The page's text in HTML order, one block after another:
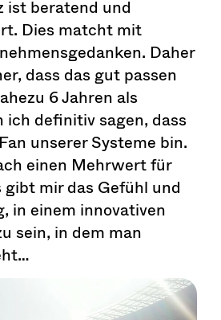
ist beratend und
Dies matcht mit
Daher
dass das gut passen
6 Jahren als
ich definitiv sagen, dass
unserer Systeme bin.
einen Mehrwert für
gibt mir das Gefühl und
in einem innovativen
sein, in dem man